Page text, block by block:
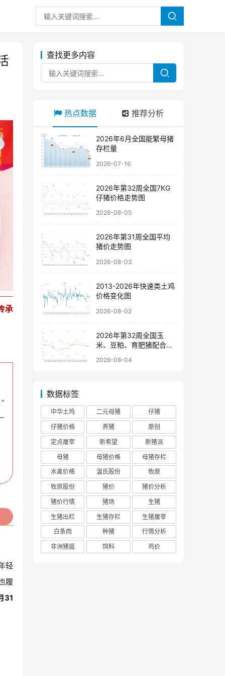
承
轻
履
31
查找更多内容
热点数据 推荐分析
2026年6月全国能繁母猪
存栏量
2026-07-16
2026年第32周全国7KG
仔猪价格走势图
2026-08-05
2026年第31周全国平均
猪价走势图
2026-08-03
2013-2026年快速类土鸡
价格变化图
2026-08-02
2026年第32周全国玉
米、豆粕、育肥猪配合饲
2026-08-04
数据标签
中华土鸡 二元母猪
仔猪
仔猪价格
养猪
原创
定点屠宰
新希望
新猪派
母猪
母猪价格
母猪存栏
水禽价格
温氏股份
牧原
牧原股份
猪价
猪价分析
猪价行情
猪场
生猪
生猪出栏
生猪存栏
生猪屠宰
白条肉
种猪
行情分析
非洲猪瘟
饲料 鸡价